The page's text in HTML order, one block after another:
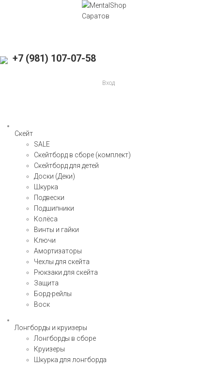
+7 (981) 107-07-58
Вход
Скейт
SALE
Скейтборд в сборе (комплект)
Скейтборд для детей
Доски (Деки)
Шкурка
Подвески
Подшипники
Колёса
Винты и гайки
Ключи
Амортизаторы
Чехлы для скейта
Рюкзаки для скейта
Защита
Борд-рейлы
Воск
Лонгборды и круизеры
Лонгборды в сборе
Круизеры
Шкурка для лонгборда